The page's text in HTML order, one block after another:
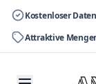
Kostenloser
Attraktive